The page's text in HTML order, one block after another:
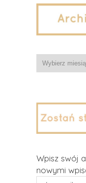
Archiwa
Wpisz swój
nowymi